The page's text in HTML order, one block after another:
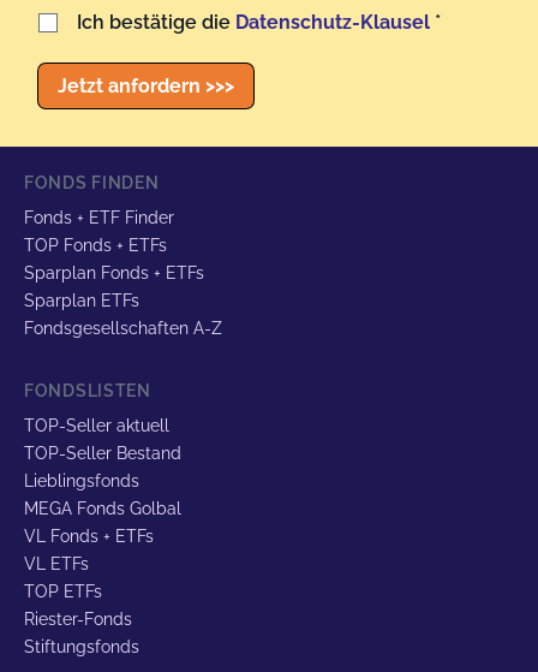
Benutzername
Ich bestätige die Datenschutz-Klausel *
Jetzt anfordern >>>
FONDS FINDEN
Fonds + ETF Finder
TOP Fonds + ETFs
Sparplan Fonds + ETFs
Sparplan ETFs
Fondsgesellschaften A-Z
FONDSLISTEN
TOP-Seller aktuell
TOP-Seller Bestand
Lieblingsfonds
MEGA Fonds Golbal
VL Fonds + ETFs
VL ETFs
TOP ETFs
Riester-Fonds
Stiftungsfonds